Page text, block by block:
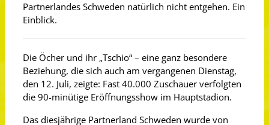
Partnerlandes Schweden natürlich nicht entgehen. Ein
Einblick.
Die Öcher und ihr „Tschio“ – eine ganz besondere
Beziehung, die sich auch am vergangenen Dienstag,
den 12. Juli, zeigte: Fast 40.000 Zuschauer verfolgten
die 90-minütige Eröffnungsshow im Hauptstadion.
Das diesjährige Partnerland Schweden wurde von